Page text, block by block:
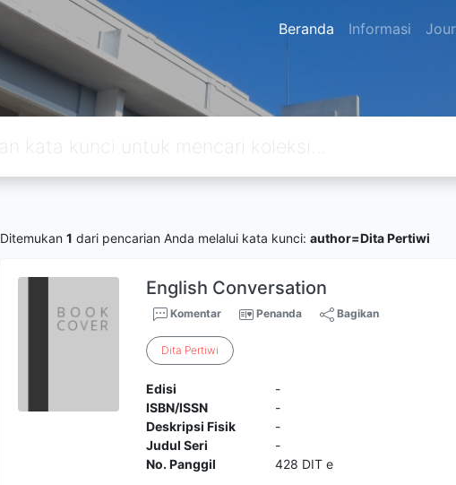
Beranda Informasi
Ditemukan 1 dari pencarian Anda melalui kata kunci: author=Dita Pertiwi
English Conversation
Komentar Penanda Bagikan
Dita Pertiwi
Edisi
-
ISBN/ISSN
-
Deskripsi Fisik
-
Judul Seri
-
No. Panggil
428 DIT e